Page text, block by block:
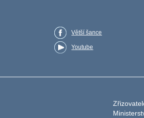
Větší šance
Youtube